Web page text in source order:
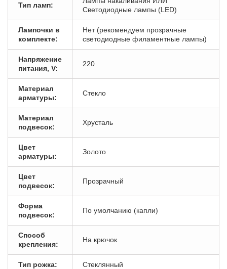
Тип ламп:
Светодиодные лампы (LED)
Лампочки в
комплекте:
Нет (рекомендуем прозрачные
светодиодные филаментные лампы)
Напряжение
питания, V:
220
Материал
арматуры:
Стекло
Материал
подвесок:
Хрусталь
Цвет
арматуры:
Золото
Цвет
подвесок:
Прозрачный
Форма
подвесок:
По умолчанию (капли)
Способ
крепления:
На крючок
Тип рожка: Стеклянный